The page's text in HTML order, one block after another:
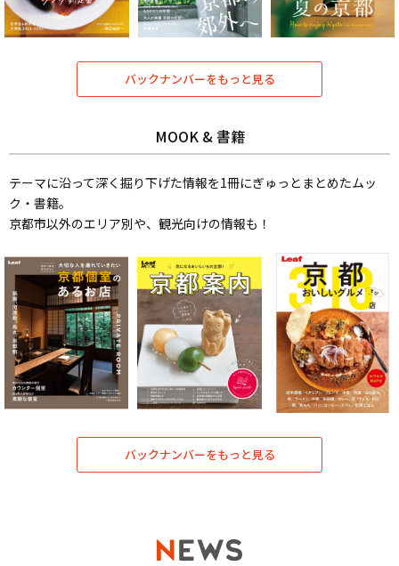
バックナンバーをもっと見る
MOOK & 書籍
テーマに沿って深く掘り下げた情報を1冊にぎゅっとまとめたムッ
ク・書籍。
京都市以外のエリア別や、観光向けの情報も！
バックナンバーをもっと見る